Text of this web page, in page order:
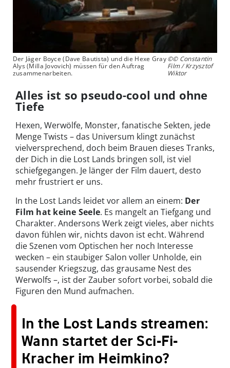
Der Jäger Boyce (Dave Bautista) und die Hexe Gray
Alys (Milla Jovovich) müssen für den Auftrag
zusammenarbeiten.
©© Constantin
Film / Krzysztof
Wiktor
Alles ist so pseudo-cool und ohne
Tiefe
Hexen, Werwölfe, Monster, fanatische Sekten, jede
Menge Twists – das Universum klingt zunächst
vielversprechend, doch beim Brauen dieses Tranks,
der Dich in die Lost Lands bringen soll, ist viel
schiefgegangen. Je länger der Film dauert, desto
mehr frustriert er uns.
In the Lost Lands leidet vor allem an einem: Der
Film hat keine Seele. Es mangelt an Tiefgang und
Charakter. Andersons Werk zeigt vieles, aber nichts
davon fühlen wir, nichts davon ist echt. Während
die Szenen vom Optischen her noch Interesse
wecken – ein staubiger Salon voller Unholde, ein
sausender Kriegszug, das grausame Nest des
Werwolfs –, ist der Zauber sofort vorbei, sobald die
Figuren den Mund aufmachen.
In the Lost Lands streamen:
Wann startet der Sci-Fi-
Kracher im Heimkino?